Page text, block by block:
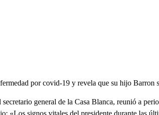
por covid-19 y revela que su hijo Barron
general de la Casa Blanca, reunió a
«Los signos vitales del presidente durante las